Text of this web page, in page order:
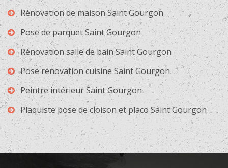
Rénovation de maison Saint Gourgon
Pose de parquet Saint Gourgon
Rénovation salle de bain Saint Gourgon
Pose rénovation cuisine Saint Gourgon
Peintre intérieur Saint Gourgon
Plaquiste pose de cloison et placo Saint Gourgon